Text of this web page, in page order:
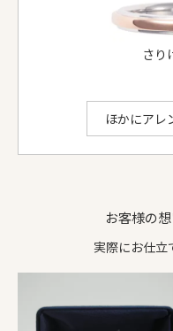
K18イエローゴールド
ithのアレンジでできること
さり
見えな
ほかにアレ
お客様の
実際にお仕立